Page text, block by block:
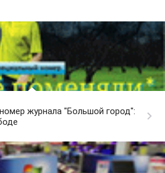
журнала "Большой город":